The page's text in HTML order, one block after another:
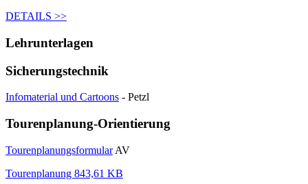
DETAILS >>
Lehrunterlagen
Sicherungstechnik
Infomaterial und Cartoons - Petzl
Tourenplanung-Orientierung
TourenplanungsformularAV
Tourenplanung 843,61 KB